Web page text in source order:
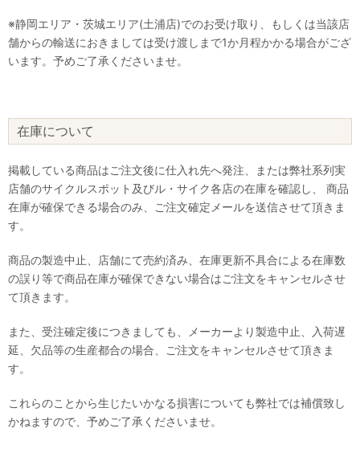
※静岡エリア・茨城エリア(土浦店)でのお受け取り、もしくは当該店
舗からの輸送におきましては受け渡しまで1か月程かかる場合がござ
います。予めご了承くださいませ。
在庫について
掲載している商品はご注文後に仕入れ先へ発注、または弊社系列実
店舗のサイクルスポット及びル・サイク各店の在庫を確認し、 商品
在庫が確保できる場合のみ、ご注文確定メールを送信させて頂きま
す。
商品の製造中止、店舗にて売約済み、在庫更新不具合による在庫数
の誤り等で商品在庫が確保できない場合はご注文をキャンセルさせ
て頂きます。
また、受注確定後につきましても、メーカーより製造中止、入荷遅
延、欠品等の生産都合の場合、ご注文をキャンセルさせて頂きま
す。
これらのことから生じたいかなる損害についても弊社では補償致し
かねますので、予めご了承くださいませ。